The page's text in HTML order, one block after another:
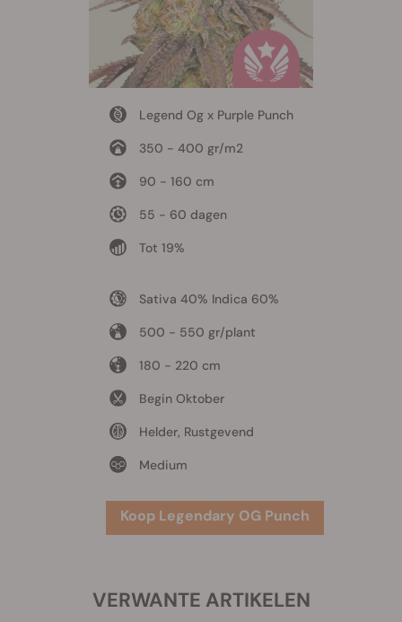
Legend Og x Purple Punch
350 - 400 gr/m2
90 - 160 cm
55 - 60 dagen
Tot 19%
Sativa 40% Indica 60%
500 - 550 gr/plant
180 - 220 cm
Begin Oktober
Helder, Rustgevend
Medium
Koop Legendary OG Punch
VERWANTE ARTIKELEN